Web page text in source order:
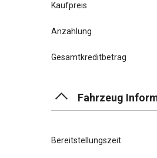
Kaufpreis
Anzahlung
Gesamtkreditbetrag
Fahrzeug
Bereitstellungszeit